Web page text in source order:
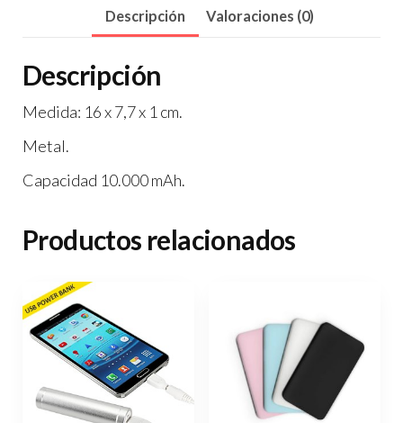
Descripción Valoraciones (0)
Descripción
Medida: 16 x 7,7 x 1 cm.
Metal.
Capacidad 10.000 mAh.
Productos relacionados